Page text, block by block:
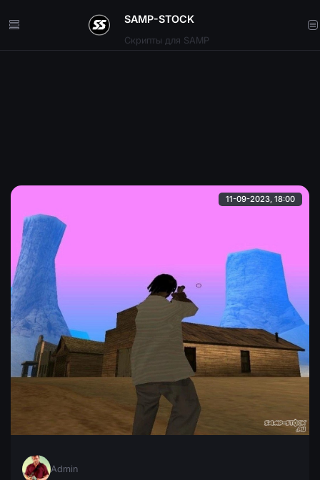
SAMP-STOCK
11-09-2023, 18:00
Фиолетовый Timecyc
Timecyc который делает небо мягкого фиолетового цвета,
отлично смотрится в игре.
Admin